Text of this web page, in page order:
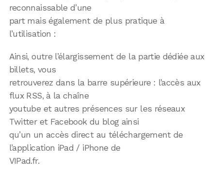
reconnaissable d’une
part mais également de plus pratique à
l’utilisation :
Ainsi, outre l’élargissement de la partie dédiée aux
billets, vous
retrouverez dans la barre supérieure : l’accès aux
flux RSS, à la chaîne
youtube et autres présences sur les réseaux
Twitter et Facebook du blog ainsi
qu’un un accès direct au téléchargement de
l’application iPad / iPhone de
VIPad.fr.